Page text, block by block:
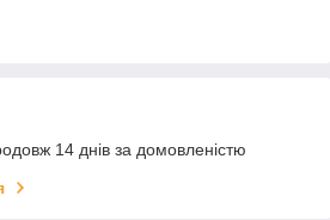
14 днів за домовленістю